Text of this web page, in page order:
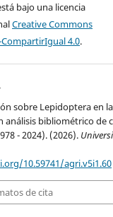
bajo una licencia
Creative Commons
4.0.
sobre Lepidoptera en la
análisis bibliométrico de
- 2024). (2026).
10.59741/agri.v5i1.60
de cita